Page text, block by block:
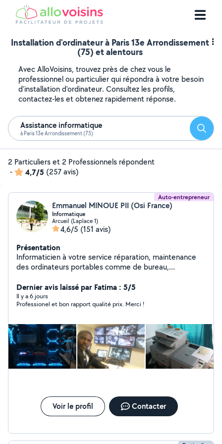
Installation d'ordinateur à Paris 13e Arrondissement
(75) et alentours
Avec AlloVoisins, trouvez près de chez vous le
professionnel ou particulier qui répondra à votre besoin
d'installation d'ordinateur. Consultez les profils,
contactez-les et obtenez rapidement réponse.
Assistance informatique
à Paris 13e Arrondissement (75)
2 Particuliers et 2 Professionnels répondent
-
4,7/5 (257 avis)
Auto-entrepreneur
Emmanuel MINOUE PII (Osi France)
Informatique
Arcueil (Laplace 1)
4,6/5 (151 avis)
Présentation
Informaticien à votre service réparation, maintenance
des ordinateurs portables comme de bureau,
la vidéosurveillance et bien d'autres. Le conseil lors de
l'achat de votre matériel Informatique.
Dernier avis laissé par Fatima : 5/5
Il y a 6 jours
Professionel et bon rapport qualité prix. Merci !
Voir le profil Contacter